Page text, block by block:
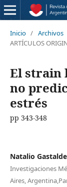
Inicio / Archivos
ARTÍCULOS
El strain
no
estrés
pp 343-348
Natalio
Investigaciones
Aires,